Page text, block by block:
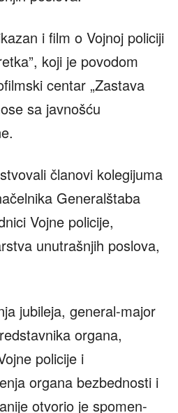
i film o Vojnoj policiji
koji je povodom
centar „Zastava
sa javnošću
članovi kolegijuma
Generalštaba
Vojne policije,
unutrašnjih poslova,
jubileja, general-major
organa,
policije i
organa bezbednosti i
otvorio je spomen-